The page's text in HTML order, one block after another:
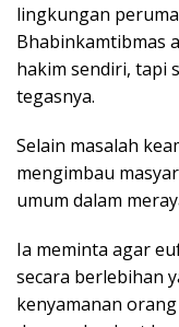
lingkungan
Bhabinkamtibmas
hakim sendiri, tapi
tegasnya.
Selain masalah
mengimbau
umum dalam
Ia meminta agar
secara berlebihan
kenyamanan